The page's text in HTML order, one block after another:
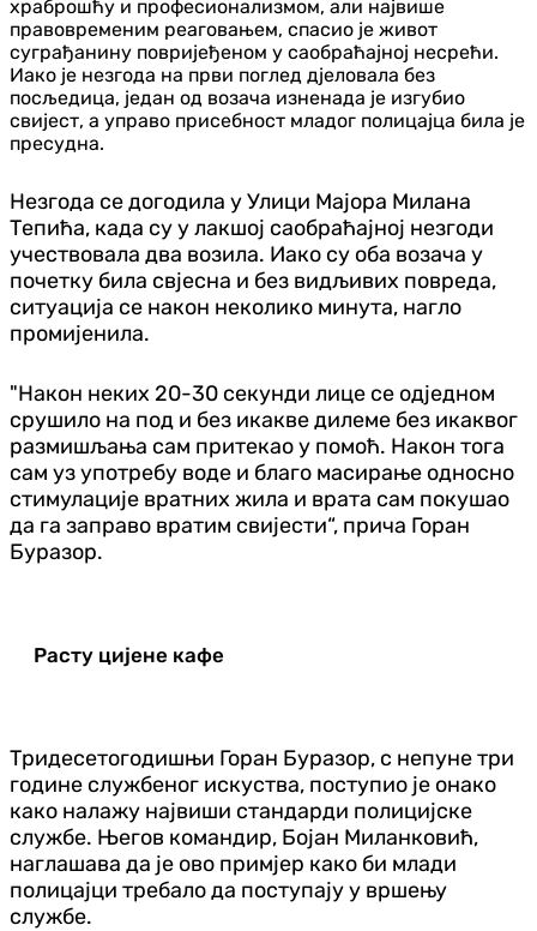
храброшћу и професионализмом, али највише
правовременим реаговањем, спасио је живот
суграђанину повријеђеном у саобраћајној несрећи.
Иако је незгода на први поглед дјеловала без
посљедица, један од возача изненада je изгубио
свијест, а управо присебност младог полицајца била је
пресудна.
Незгода се догодила у Улици Мајора Милана
Тепића, када су у лакшој саобраћајној незгоди
учествовала два возила. Иако су оба возача у
почетку била свјесна и без видљивих повреда,
ситуација се након неколико минута, нагло
промијенила.
"Након неких 20-30 секунди лице се одједном
срушило на под и без икакве дилеме без икаквог
размишљања сам притекао у помоћ. Након тога
сам уз употребу воде и благо масирање односно
стимулације вратних жила и врата сам покушао
да га заправо вратим свијести“, прича Горан
Буразор.
Расту цијене кафе
Тридесетогодишњи Горан Буразор, с непуне три
године службеног искуства, поступио је онако
како налажу највиши стандарди полицијске
службе. Његов командир, Бојан Миланковић,
наглашава да је ово примјер како би млади
полицајци требало да поступају у вршењу
службе.